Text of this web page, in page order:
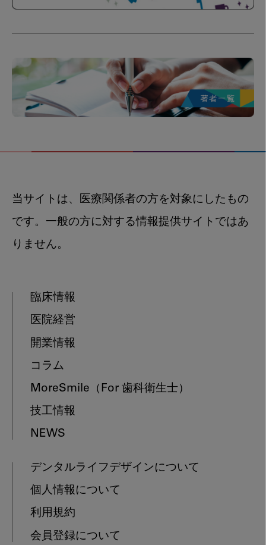
当サイトは、医療関係者の方を対象にしたもの
です。一般の方に対する情報提供サイトではあ
りません。
臨床情報
医院経営
開業情報
コラム
MoreSmile （For 歯科衛生士）
技工情報
NEWS
デンタルライフデザインについて
個人情報について
利用規約
会員登録について